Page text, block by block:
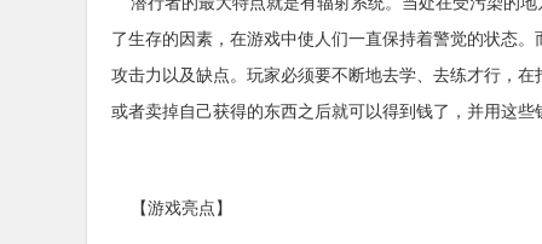
了生存的因素，在游戏中使人们一直保持着警觉的状态
攻击力以及缺点。玩家必须要不断地去学、去练才行，
或者卖掉自己获得的东西之后就可以得到钱了，并用这
【游戏亮点】